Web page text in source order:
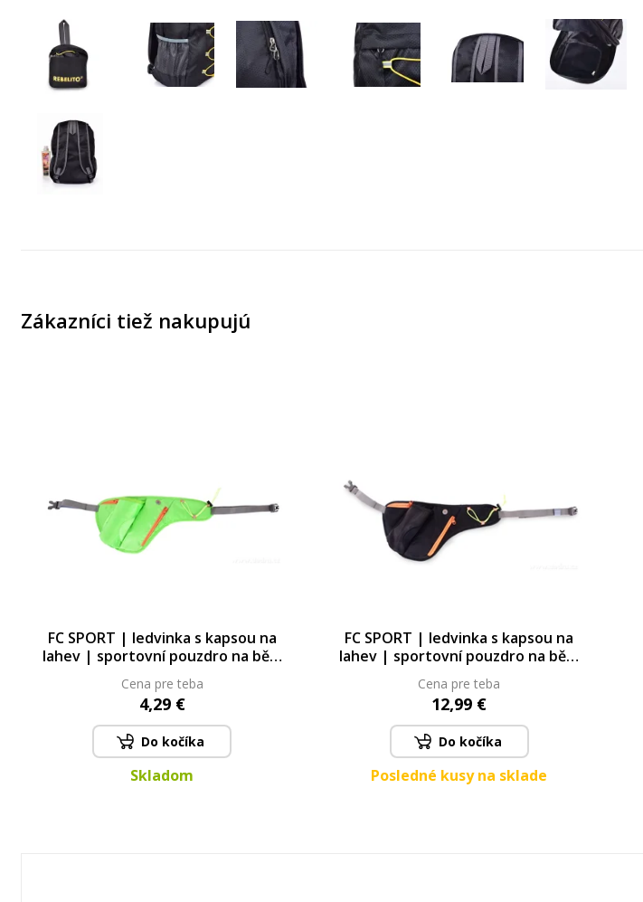
Zákazníci tiež nakupujú
FC SPORT | ledvinka s kapsou na
lahev | sportovní pouzdro na běh,
kolo & turistiku | jasně zelené
Cena pre teba
4,29 €
Do kočíka
Skladom
FC SPORT | ledvinka s kapsou na
lahev | sportovní pouzdro na běh,
kolo & turistiku | černé
Cena pre teba
12,99 €
Do kočíka
Posledné kusy na sklade